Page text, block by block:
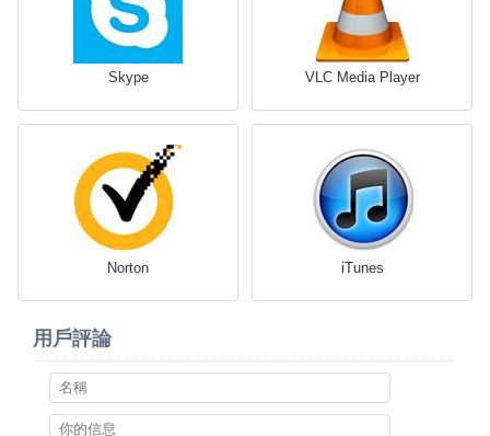
Skype VLC Media Player
Norton iTunes
用戶評論